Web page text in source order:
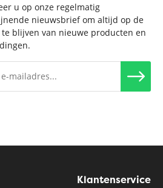
u op onze regelmatig
nieuwsbrief om altijd op de
te blijven van nieuwe producten en
Klantenservice